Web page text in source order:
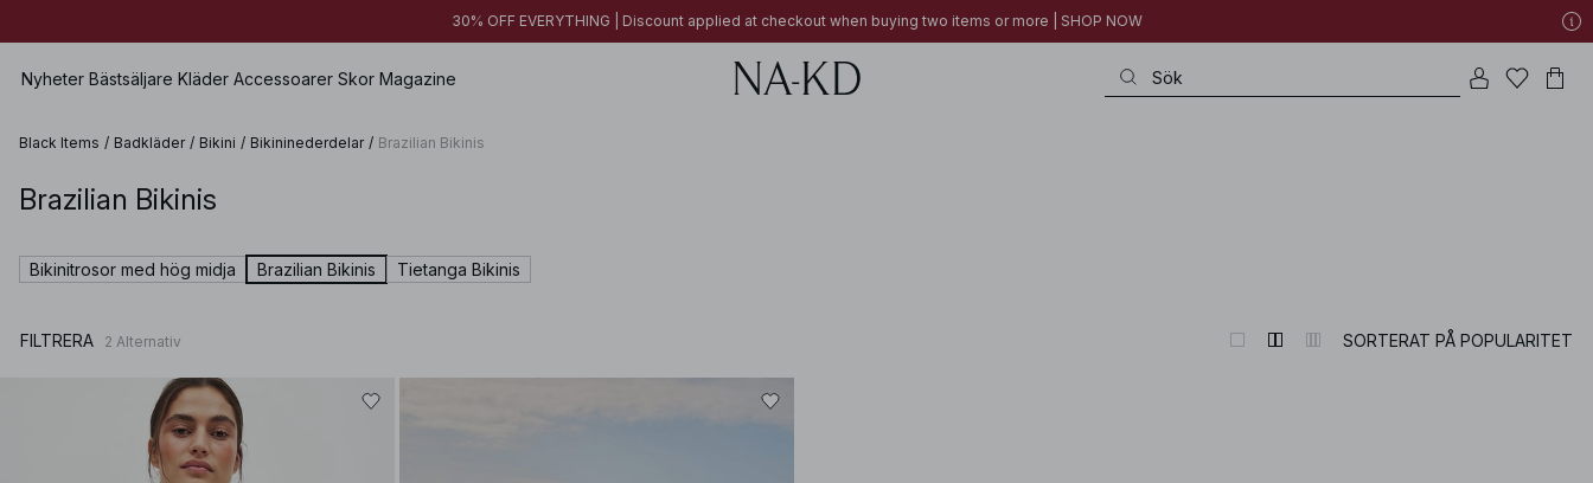
30% OFF EVERYTHING | Discount applied at checkout when buying two items or more | SHOP NOW
Nyheter Bästsäljare Kläder Accessoarer Skor Magazine
Visa alla
Toppar
Skjortor & Blusar
Underkläder
Visa alla
Smycken
Bälten & skärp
Visa alla
Högklackade skor
Boots
Black Items / Badkläder / Bikini / Bikininederdelar / Brazilian Bikinis
Brazilian Bikinis
Bikinitrosor med hög midja Brazilian Bikinis Tietanga Bikinis
FILTRERA 2 Alternativ SORTERAT PÅ POPULARITET